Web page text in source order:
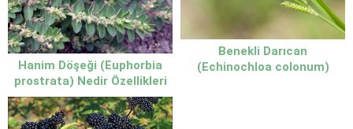
Hanim Döşeği (Euphorbia
prostrata) Nedir Özellikleri
ve Faydaları
Benekli Darıcan
(Echinochloa colonum)